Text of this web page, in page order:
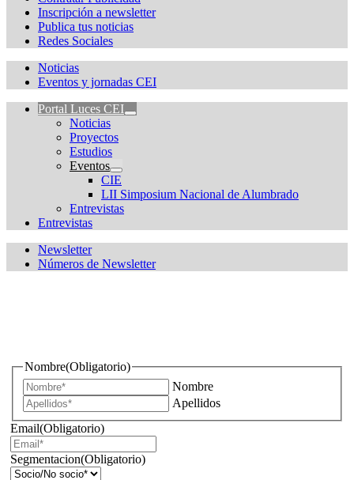
Inscripción a newsletter
Publica tus noticias
Redes Sociales
Noticias
Eventos y jornadas CEI
Portal Luces CEI
Noticias
Proyectos
Estudios
Eventos
CIE
LII Simposium Nacional de Alumbrado
Entrevistas
Entrevistas
Newsletter
Números de Newsletter
Nombre(Obligatorio)
Nombre
Apellidos
Email(Obligatorio)
Segmentacion(Obligatorio)